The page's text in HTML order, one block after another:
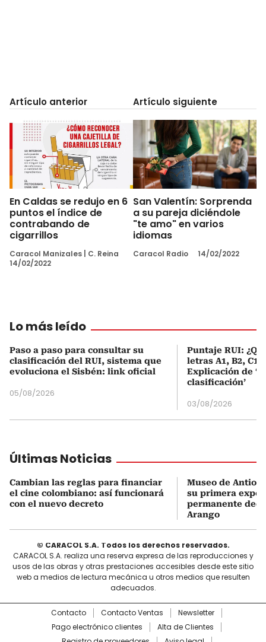
Artículo anterior
En Caldas se redujo en 6
puntos el índice de
contrabando de
cigarrillos
Caracol Manizales
C. Reina
14/02/2022
Artículo siguiente
San Valentín: Sorprenda
a su pareja diciéndole
"te amo" en varios
idiomas
Caracol Radio 14/02/2022
Lo más leído
Paso a paso para consultar su
clasificación del RUI, sistema que
evoluciona el Sisbén: link oficial
05/08/2026
Puntaje RUI:
letras A1, B2, C1
Explicación de
clasificación’
03/08/2026
Últimas Noticias
Cambian las reglas para financiar
el cine colombiano: así funcionará
con el nuevo decreto
Museo de
su primera
permanente
Arango
© CARACOL S.A. Todos los derechos reservados.
CARACOL S.A. realiza una reserva expresa de las reproducciones y
usos de las obras y otras prestaciones accesibles desde este sitio
web a medios de lectura mecánica u otros medios que resulten
adecuados.
Contacto Contacto Ventas
Newsletter
Pago electrónico clientes
Alta de Clientes